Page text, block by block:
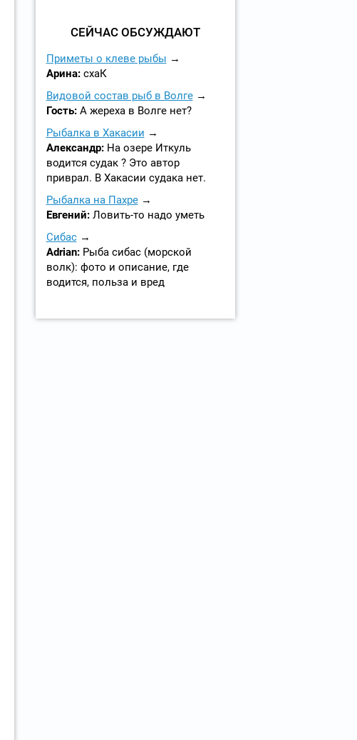
СЕЙЧАС ОБСУЖДАЮТ
Приметы о клеве рыбы
Арина: схаК
Видовой состав рыб в Волге
Гость: А жереха в Волге нет?
Рыбалка в Хакасии
Александр: На озере Иткуль
водится судак ? Это автор
приврал. В Хакасии судака нет.
Рыбалка на Пахре
Евгений: Ловить-то надо уметь
Сибас
Adrian: Рыба сибас (морской
волк): фото и описание, где
водится, польза и вред